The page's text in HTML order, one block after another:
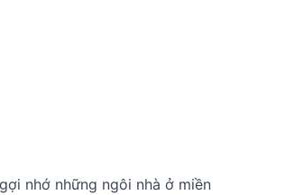
nhớ những ngôi nhà ở miền